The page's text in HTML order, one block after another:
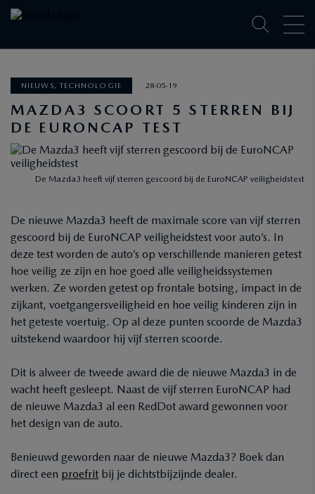
NIEUWS, TECHNOLOGIE 28-05-19
MAZDA3 SCOORT 5 STERREN BIJ
DE EURONCAP TEST
De Mazda3 heeft vijf sterren gescoord bij de EuroNCAP veiligheidstest
De nieuwe Mazda3 heeft de maximale score van vijf sterren
gescoord bij de EuroNCAP veiligheidstest voor auto’s. In
deze test worden de auto’s op verschillende manieren getest
hoe veilig ze zijn en hoe goed alle veiligheidssystemen
werken. Ze worden getest op frontale botsing, impact in de
zijkant, voetgangersveiligheid en hoe veilig kinderen zijn in
het geteste voertuig. Op al deze punten scoorde de Mazda3
uitstekend waardoor hij vijf sterren scoorde.
Dit is alweer de tweede award die de nieuwe Mazda3 in de
wacht heeft gesleept. Naast de vijf sterren EuroNCAP had
de nieuwe Mazda3 al een RedDot award gewonnen voor
het design van de auto.
Benieuwd geworden naar de nieuwe Mazda3? Boek dan
direct een proefrit bij je dichtstbijzijnde dealer.